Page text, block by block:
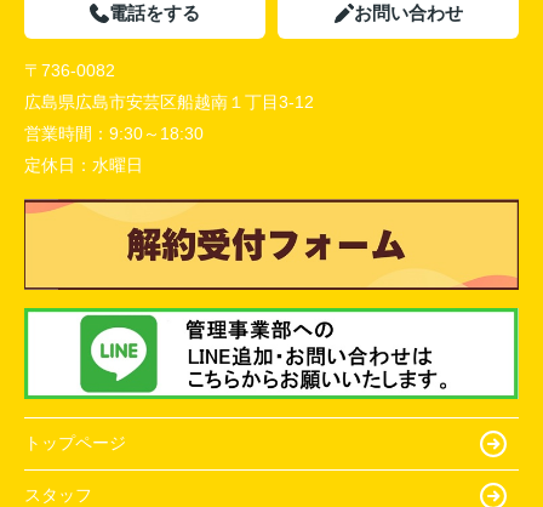
電話をする お問い合わせ
〒736-0082
広島県広島市安芸区船越南１丁目3-12
営業時間： 9:30～18:30
定休日： 水曜日
トップページ
スタッフ